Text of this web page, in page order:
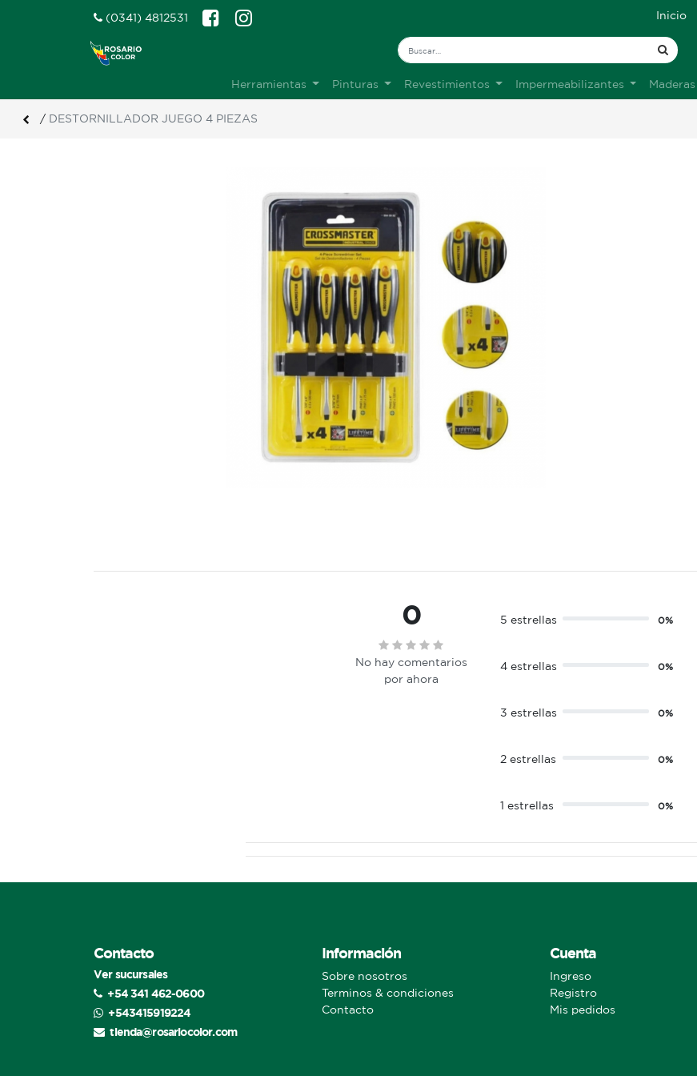
(0341) 4812531 Inicio
Herramientas Pinturas Revestimientos Impermeabilizantes Maderas
/ DESTORNILLADOR JUEGO 4 PIEZAS
0
No hay comentarios
por ahora
5 estrellas 0%
4 estrellas 0%
3 estrellas 0%
2 estrellas 0%
1 estrellas 0%
Contacto
Ver sucursales
+54 341 462-0600
+543415919224
tienda@rosariocolor.com
Información
Sobre nosotros
Terminos & condiciones
Contacto
Cuenta
Ingreso
Registro
Mis pedidos